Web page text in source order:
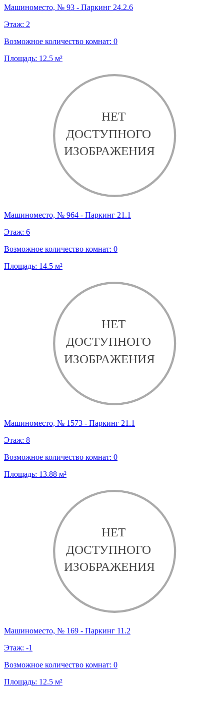
Машиноместо, № 93 - Паркинг 24.2.6
Этаж: 2
Возможное количество комнат: 0
Площадь: 12.5 м²
Машиноместо, № 964 - Паркинг 21.1
Этаж: 6
Возможное количество комнат: 0
Площадь: 14.5 м²
Машиноместо, № 1573 - Паркинг 21.1
Этаж: 8
Возможное количество комнат: 0
Площадь: 13.88 м²
Машиноместо, № 169 - Паркинг 11.2
Этаж: -1
Возможное количество комнат: 0
Площадь: 12.5 м²